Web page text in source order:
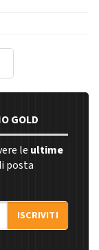
GOLD
le ultime
posta
ISCRIVITI